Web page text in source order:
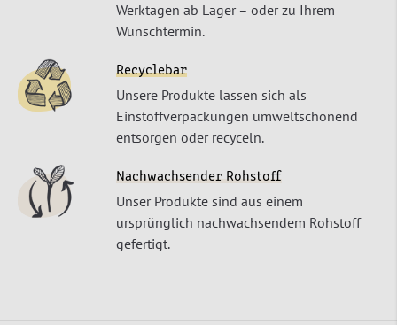
Werktagen ab Lager – oder zu Ihrem
Wunschtermin.
Recyclebar
Unsere Produkte lassen sich als
Einstoffverpackungen umweltschonend
entsorgen oder recyceln.
Nachwachsender Rohstoff
Unser Produkte sind aus einem
ursprünglich nachwachsendem Rohstoff
gefertigt.